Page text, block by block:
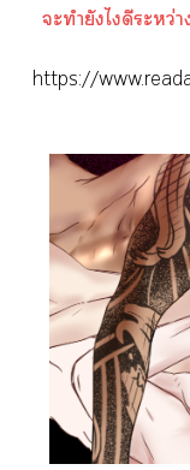
ะทำยังไดีระหว่
https://